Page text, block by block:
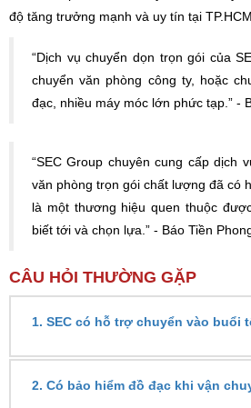
độ tăng trưởng mạnh và uy tín tại TP.HCM.
“Dịch vụ chuyển dọn trọn gói của
chuyển văn phòng công ty, hoặc
đạc, nhiều máy móc lớn phức tạp.” -
“SEC Group chuyên cung cấp dịch
văn phòng trọn gói chất lượng đã có
là một thương hiệu quen thuộc
biết tới và chọn lựa.” - Báo Tiền
CÂU HỎI THƯỜNG GẶP
1. SEC có hỗ trợ chuyển vào buổi
2. Có bảo hiểm đồ đạc khi vận